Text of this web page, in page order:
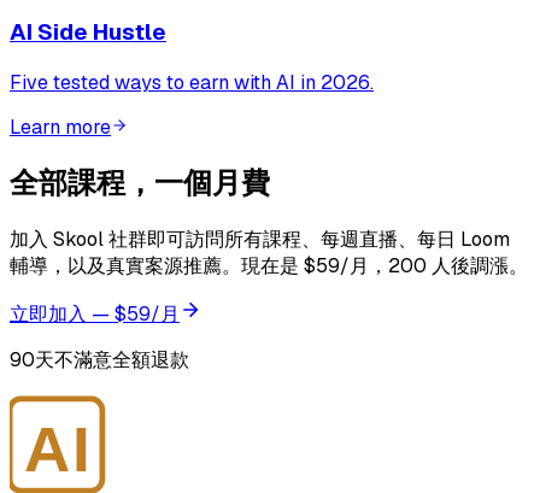
AI Side Hustle
Five tested ways to earn with AI in 2026.
Learn more
全部課程，一個月費
加入 Skool 社群即可訪問所有課程、每週直播、每日 Loom
輔導，以及真實案源推薦。現在是 $59/月，200 人後調漲。
立即加入 — $59/月
90天不滿意全額退款
AI